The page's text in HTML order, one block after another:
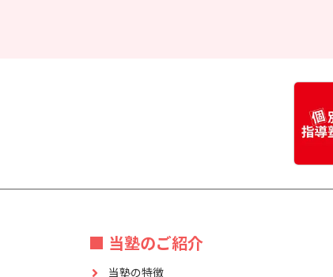
■ 当塾のご紹介
当塾の特徴